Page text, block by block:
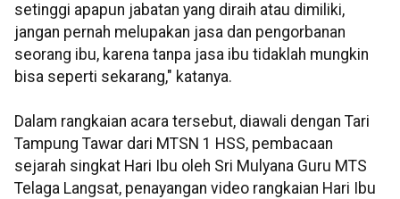
setinggi apapun jabatan yang diraih atau dimiliki,
jangan pernah melupakan jasa dan pengorbanan
seorang ibu, karena tanpa jasa ibu tidaklah mungkin
bisa seperti sekarang," katanya.
Dalam rangkaian acara tersebut, diawali dengan Tari
Tampung Tawar dari MTSN 1 HSS, pembacaan
sejarah singkat Hari Ibu oleh Sri Mulyana Guru MTS
Telaga Langsat, penayangan video rangkaian Hari Ibu